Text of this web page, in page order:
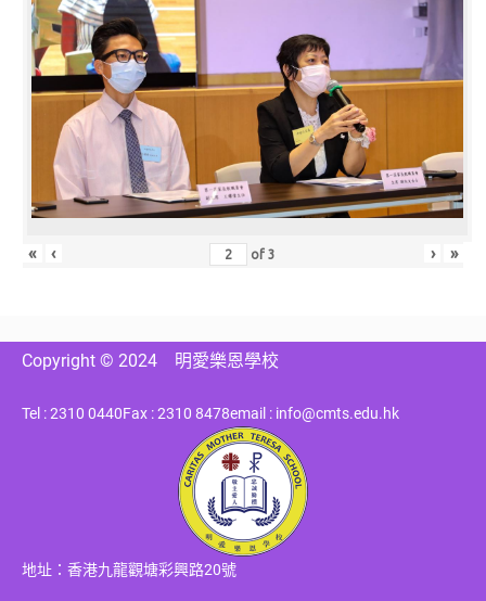
« ‹ of3 › »
Copyright © 2024 明愛樂恩學校
Tel : 2310 0440Fax : 2310 8478email : info@cmts.edu.hk
地址：香港九龍觀塘彩興路20號